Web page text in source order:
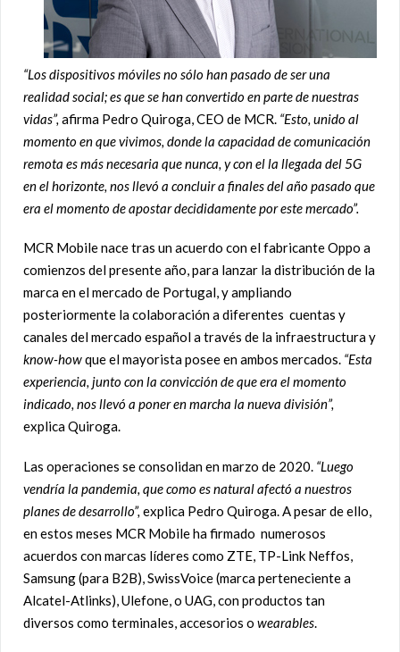
“Los dispositivos móviles no sólo han pasado de ser una
realidad social;es que se han convertido en parte de nuestras
vidas”, afirma Pedro Quiroga, CEO de MCR. “Esto, unido al
momento en que vivimos, donde la capacidad de comunicación
remota es más necesaria que nunca, y con el la llegada del 5G
en el horizonte, nos llevó a concluir a finales del año pasado que
era el momento de apostar decididamente por este mercado”.
MCR Mobile nace tras un acuerdo con el fabricante Oppo a
comienzos del presente año, para lanzar la distribución de la
marca en el mercado de Portugal, y ampliando
posteriormente la colaboración a diferentes cuentas y
canales del mercado español a través de la infraestructura y
know-howque el mayorista posee en ambos mercados. “Esta
experiencia, junto con la convicción de que era el momento
indicado, nos llevó a poner en marcha la nueva división”,
explica Quiroga.
Las operaciones se consolidan en marzo de 2020. “Luego
vendría la pandemia, que como es natural afectó a nuestros
planes de desarrollo”, explica Pedro Quiroga. A pesar de ello,
en estos meses MCR Mobile ha firmado numerosos
acuerdos con marcas líderes como ZTE, TP-Link Neffos,
Samsung (para B2B), SwissVoice (marca perteneciente a
Alcatel-Atlinks), Ulefone, o UAG, con productos tan
diversos como terminales, accesorios o wearables.